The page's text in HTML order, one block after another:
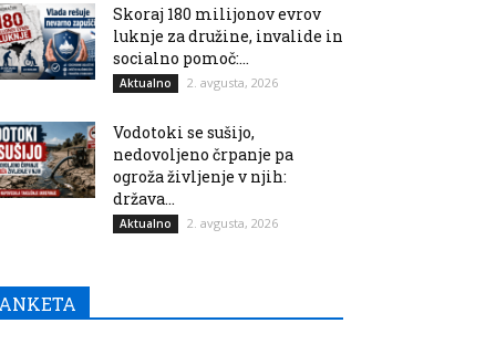
Skoraj 180 milijonov evrov
luknje za družine, invalide in
socialno pomoč:...
Aktualno 2. avgusta, 2026
Vodotoki se sušijo,
nedovoljeno črpanje pa
ogroža življenje v njih:
država...
Aktualno 2. avgusta, 2026